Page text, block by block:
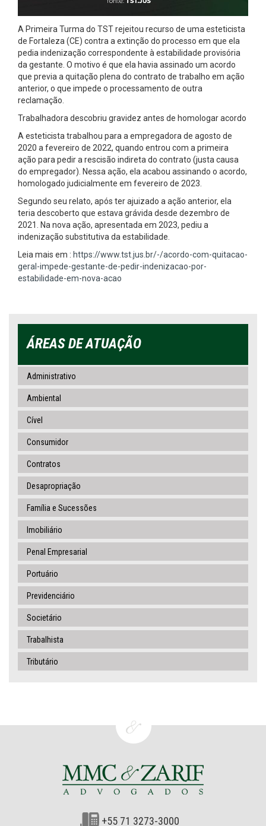
A Primeira Turma do TST rejeitou recurso de uma esteticista
de Fortaleza (CE) contra a extinção do processo em que ela
pedia indenização correspondente à estabilidade provisória
da gestante. O motivo é que ela havia assinado um acordo
que previa a quitação plena do contrato de trabalho em ação
anterior, o que impede o processamento de outra
reclamação.
Trabalhadora descobriu gravidez antes de homologar acordo
A esteticista trabalhou para a empregadora de agosto de
2020 a fevereiro de 2022, quando entrou com a primeira
ação para pedir a rescisão indireta do contrato (justa causa
do empregador). Nessa ação, ela acabou assinando o acordo,
homologado judicialmente em fevereiro de 2023.
Segundo seu relato, após ter ajuizado a ação anterior, ela
teria descoberto que estava grávida desde dezembro de
2021. Na nova ação, apresentada em 2023, pediu a
indenização substitutiva da estabilidade.
Leia mais em : https://www.tst.jus.br/-/acordo-com-quitacao-
geral-impede-gestante-de-pedir-indenizacao-por-
estabilidade-em-nova-acao
ÁREAS DE ATUAÇÃO
Administrativo
Ambiental
Cível
Consumidor
Contratos
Desapropriação
Família e Sucessões
Imobiliário
Penal Empresarial
Portuário
Previdenciário
Societário
Trabalhista
Tributário
+55 71 3273-3000